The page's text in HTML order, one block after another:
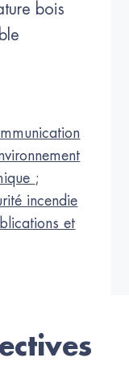
bois
;
incendie
et